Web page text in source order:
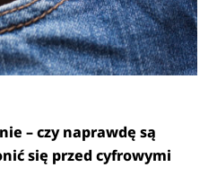
– czy naprawdę są
się przed cyfrowymi